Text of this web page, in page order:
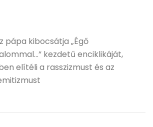
pápa kibocsátja „Égő
kezdetű enciklikáját,
elítéli a rasszizmust és az